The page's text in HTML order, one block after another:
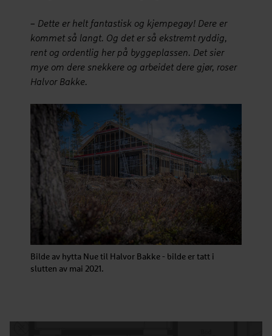
– Dette er helt fantastisk og kjempegøy! Dere er
kommet så langt. Og det er så ekstremt ryddig,
rent og ordentlig her på byggeplassen. Det sier
mye om dere snekkere og arbeidet dere gjør, roser
Halvor Bakke.
Bilde av hytta Nue til Halvor Bakke - bilde er tatt i
slutten av mai 2021.